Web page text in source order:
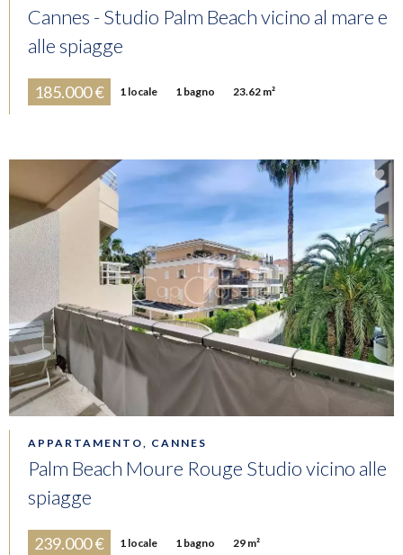
Cannes - Studio Palm Beach vicino al mare e
alle spiagge
185.000 € 1 locale 1 bagno 23.62 m²
APPARTAMENTO, CANNES
Palm Beach Moure Rouge Studio vicino alle
spiagge
239.000 € 1 locale 1 bagno 29 m²